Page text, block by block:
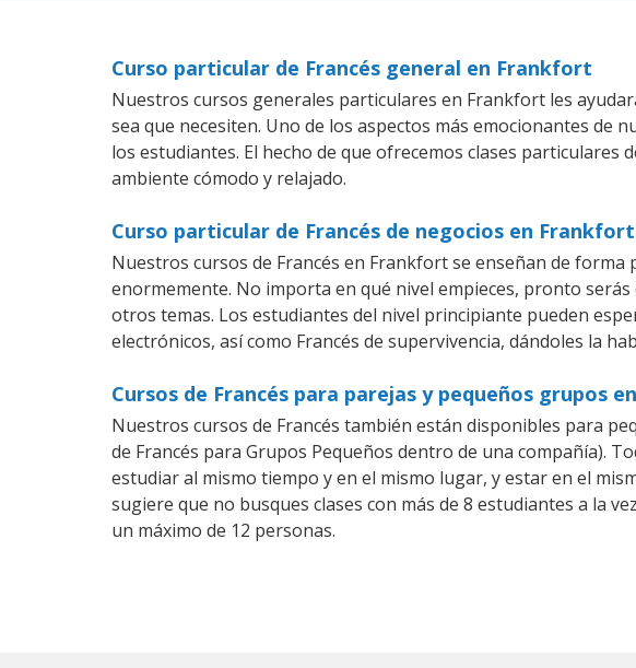
Curso particular de Francés general en Frankfort
Nuestros cursos generales particulares en Frankfort les
sea que necesiten. Uno de los aspectos más emocionantes de
los estudiantes. El hecho de que ofrecemos clases particulares
ambiente cómodo y relajado.
Curso particular de Francés de negocios en Frankfort
Nuestros cursos de Francés en Frankfort se enseñan de
enormemente. No importa en qué nivel empieces, pronto
otros temas. Los estudiantes del nivel principiante pueden
electrónicos, así como Francés de supervivencia, dándoles la
Cursos de Francés para parejas y pequeños grupos
Nuestros cursos de Francés también están disponibles para
de Francés para Grupos Pequeños dentro de una compañía).
estudiar al mismo tiempo y en el mismo lugar, y estar en el
sugiere que no busques clases con más de 8 estudiantes a la
un máximo de 12 personas.